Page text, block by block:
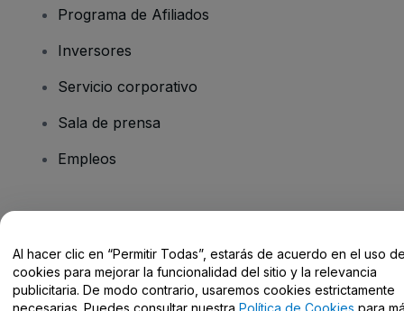
Programa de Afiliados
Inversores
Servicio corporativo
Sala de prensa
Empleos
Centro de Ayuda / Contacto
Al hacer clic en “Permitir Todas”, estarás de acuerdo en el uso
cookies para mejorar la funcionalidad del sitio y la relevancia
publicitaria. De modo contrario, usaremos cookies estrictamente
necesarias. Puedes consultar nuestra Política de Cookies para